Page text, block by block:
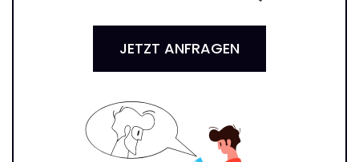
JETZT ANFRAGEN